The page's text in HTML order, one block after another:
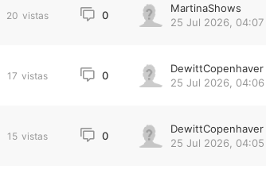
20 vistas 0
MartinaShows
25 Jul 2026, 04:07
17 vistas 0
DewittCopenhaver
25 Jul 2026, 04:06
15 vistas 0
DewittCopenhaver
25 Jul 2026, 04:05